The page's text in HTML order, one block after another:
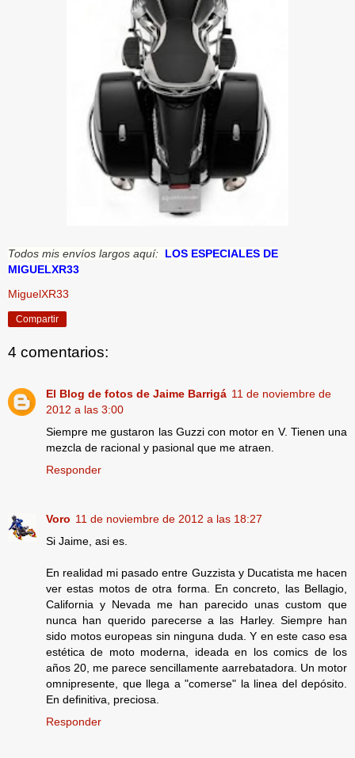
Todos mis envíos largos aquí: LOS ESPECIALES DE
MIGUELXR33
MiguelXR33
Compartir
4 comentarios:
El Blog de fotos de Jaime Barrigá 11 de noviembre de
2012 a las 3:00
Siempre me gustaron las Guzzi con motor en V. Tienen una
mezcla de racional y pasional que me atraen.
Responder
Voro 11 de noviembre de 2012 a las 18:27
Si Jaime, asi es.
En realidad mi pasado entre Guzzista y Ducatista me hacen
ver estas motos de otra forma. En concreto, las Bellagio,
California y Nevada me han parecido unas custom que
nunca han querido parecerse a las Harley. Siempre han
sido motos europeas sin ninguna duda. Y en este caso esa
estética de moto moderna, ideada en los comics de los
años 20, me parece sencillamente aarrebatadora. Un motor
omnipresente, que llega a "comerse" la linea del depósito.
En definitiva, preciosa.
Responder